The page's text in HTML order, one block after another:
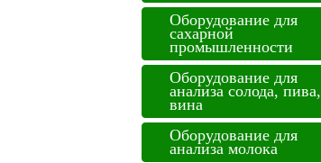
Оборудование для
сахарной
промышленности
Оборудование для
анализа солода, пива,
вина
Оборудование для
анализа молока